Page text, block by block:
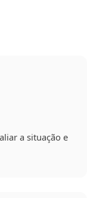
a situação e